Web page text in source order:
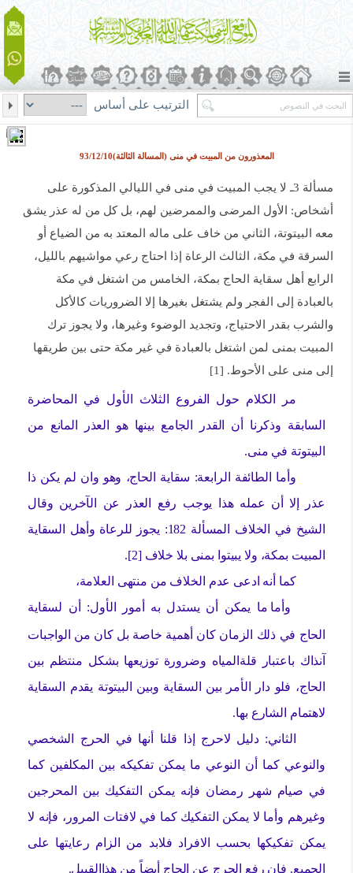
الترتيب على أساس
المعذورون من المبيت في منى (المسالة الثالثة)93/12/10
مسألة 3ـ لا يجب المبيت في منى في الليالي المذكورة على
أشخاص: الأول المرضى والممرضين لهم، بل كل من له عذر يشق
معه البيتوتة، الثاني من خاف على ماله المعتد به من الضياع أو
السرقة في مكة، الثالث الرعاة إذا احتاج رعي مواشيهم بالليل،
الرابع أهل سقاية الحاج بمكة، الخامس من اشتغل في مكة
بالعبادة إلى الفجر ولم يشتغل بغيرها إلا الضروريات كالأكل
والشرب بقدر الاحتياج، وتجديد الوضوء وغيرها، ولا يجوز ترك
المبيت بمنى لمن اشتغل بالعبادة في غير مكة حتى بين طريقها
إلى منى على الأحوط. [1]
مر الكلام حول الفروع الثلاث الأول في المحاضرة
السابقة وذكرنا أن القدر الجامع بينها هو العذر المانع من
البيتوتة في منى.
وأما الطائفة الرابعة: سقاية الحاج، وهو وان لم يكن ذا
عذر إلا أن عمله هذا يوجب رفع العذر عن الآخرين وقال
الشيخ في الخلاف المسألة 182: يجوز للرعاة وأهل السقاية
المبيت بمكة، ولا يبيتوا بمنى بلا خلاف [2].
كما أنه ادعى عدم الخلاف من منتهى العلامة،
وأما ما يمكن أن يستدل به أمور الأول: أن لسقاية
الحاج في ذلك الزمان كان أهمية خاصة بل كان من الواجبات
آنذاك باعتبار قلةالمياه وضرورة توزيعها بشكل منتظم بين
الحاج، فلو دار الأمر بين السقاية وبين البيتوتة يقدم السقاية
لاهتمام الشارع بها.
الثاني: دليل لاحرج إذا قلنا أنها في الحرج الشخصي
والنوعي كما أن النوعي ما يمكن تفكيكه بين المكلفين كما
في صيام شهر رمضان فإنه يمكن التفكيك بين المحرجين
وغيرهم وأما لا يمكن التفكيك كما في لافتات المرور، فإنه لا
يمكن تفكيكها بحسب الافراد فلابد من الزام رعايتها على
الجميع. فإن رفع الحرج عن الحاج أيضاً من هذاالقبيل.